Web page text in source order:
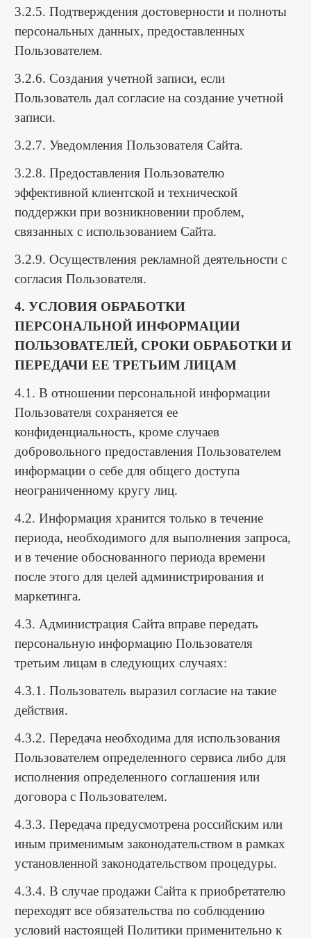
3.2.5. Подтверждения достоверности и полноты
персональных данных, предоставленных
Пользователем.
3.2.6. Создания учетной записи, если
Пользователь дал согласие на создание учетной
записи.
3.2.7. Уведомления Пользователя Сайта.
3.2.8. Предоставления Пользователю
эффективной клиентской и технической
поддержки при возникновении проблем,
связанных с использованием Сайта.
3.2.9. Осуществления рекламной деятельности с
согласия Пользователя.
4. УСЛОВИЯ ОБРАБОТКИ
ПЕРСОНАЛЬНОЙ ИНФОРМАЦИИ
ПОЛЬЗОВАТЕЛЕЙ, СРОКИ ОБРАБОТКИ И
ПЕРЕДАЧИ ЕЕ ТРЕТЬИМ ЛИЦАМ
4.1. В отношении персональной информации
Пользователя сохраняется ее
конфиденциальность, кроме случаев
добровольного предоставления Пользователем
информации о себе для общего доступа
неограниченному кругу лиц.
4.2. Информация хранится только в течение
периода, необходимого для выполнения запроса,
и в течение обоснованного периода времени
после этого для целей администрирования и
маркетинга.
4.3. Администрация Сайта вправе передать
персональную информацию Пользователя
третьим лицам в следующих случаях:
4.3.1. Пользователь выразил согласие на такие
действия.
4.3.2. Передача необходима для использования
Пользователем определенного сервиса либо для
исполнения определенного соглашения или
договора с Пользователем.
4.3.3. Передача предусмотрена российским или
иным применимым законодательством в рамках
установленной законодательством процедуры.
4.3.4. В случае продажи Сайта к приобретателю
переходят все обязательства по соблюдению
условий настоящей Политики применительно к